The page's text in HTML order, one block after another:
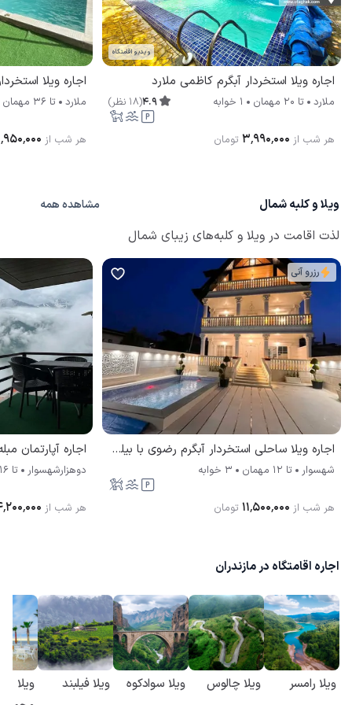
ویدیو اقامتگاه
اجاره ویلا استخردار آبگرم کاظمی ملارد
ملارد تا 20 مهمان 1 خوابه 4.9
(
18 نظر)
هر شب از ۳٬۹۹۰٬۰۰۰ تومان
اجاره ویلا
ملارد تا 36 مهمان
هر شب از
ویلا و کلبه شمال مشاهده همه
لذت اقامت در ویلا و کلبه‌های زیبای شمال
رزرو آنی
اجاره ویلا ساحلی استخردار آبگرم رضوی با بیلیارد شهسوار
شهسوار تا 12 مهمان 3 خوابه
هر شب از ۱۱٬۵۰۰٬۰۰۰ تومان
اجاره آپارتمان
دوهزارشهسوار تا 16
هر شب از
اجاره اقامتگاه در مازندران
ویلا رامسر ویلا چالوس ویلا سوادکوه ویلا فیلبند
ویلا